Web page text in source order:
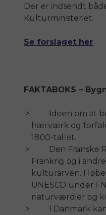
Der er indsendt
Kulturministeriet.
Se forslaget her
FAKTABOKS –
Ideen om at
hærværk og
1800-tallet.
Den Franske
Frankrig og i
kulturarven. I
UNESCO under
naturværdier og
I Danmark